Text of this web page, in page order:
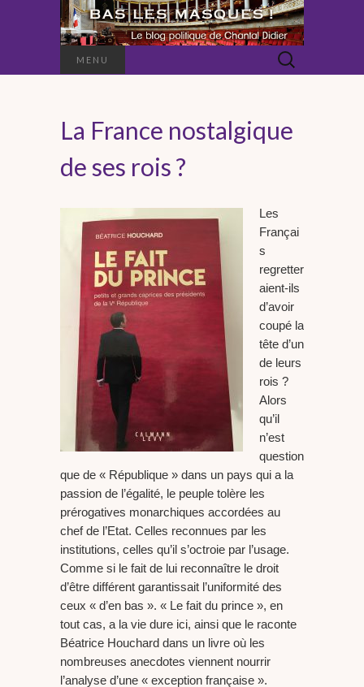
MENU Rechercher :
La France nostalgique
de ses rois ?
Les
Françai
s
regretter
aient-ils
d’avoir
coupé la
tête d’un
de leurs
rois ?
Alors
qu’il
n’est
question
que de « République » dans un pays qui a la
passion de l’égalité, le peuple tolère les
prérogatives monarchiques accordées au
chef de l’Etat. Celles reconnues par les
institutions, celles qu’il s’octroie par l’usage.
Comme si le fait de lui reconnaître le droit
d’être différent garantissait l’uniformité des
ceux « d’en bas ». « Le fait du prince », en
tout cas, a la vie dure ici, ainsi que le raconte
Béatrice Houchard dans un livre où les
nombreuses anecdotes viennent nourrir
l’analyse d’une « exception française ».